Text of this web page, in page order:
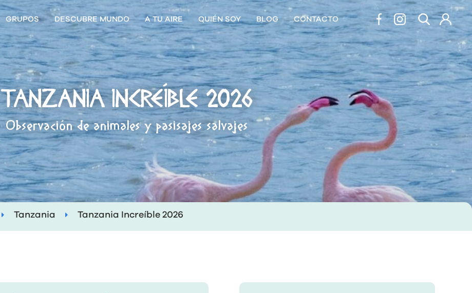
GRUPOS DESCUBRE MUNDO A TU AIRE QUIÉN SOY BLOG CONTACTO
TANZANIA INCREÍBLE 2026
Observación de animales y pasisajes salvajes
Tanzania Tanzania Increíble 2026